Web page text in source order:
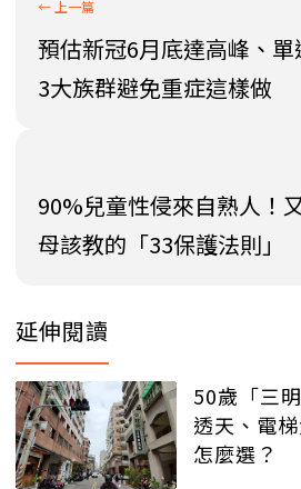
預估新冠6月底達高峰、單
3大族群避免重症這樣做
90%兒童性侵來自熟人！
母該教的「33保護法則」
延伸閱讀
50歲「三
透天、電
怎麼選？